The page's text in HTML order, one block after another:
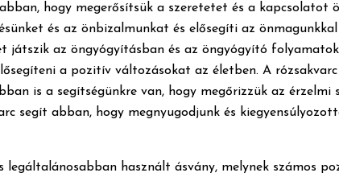
hogy megerősítsük a szeretetet és a kapcsolatot
és az önbizalmunkat és elősegíti az
játszik az öngyógyításban és az öngyógyító
a pozitív változásokat az életben. A
is a segítségünkre van, hogy megőrizzük az
segít abban, hogy megnyugodjunk és
használt ásvány, melynek számos